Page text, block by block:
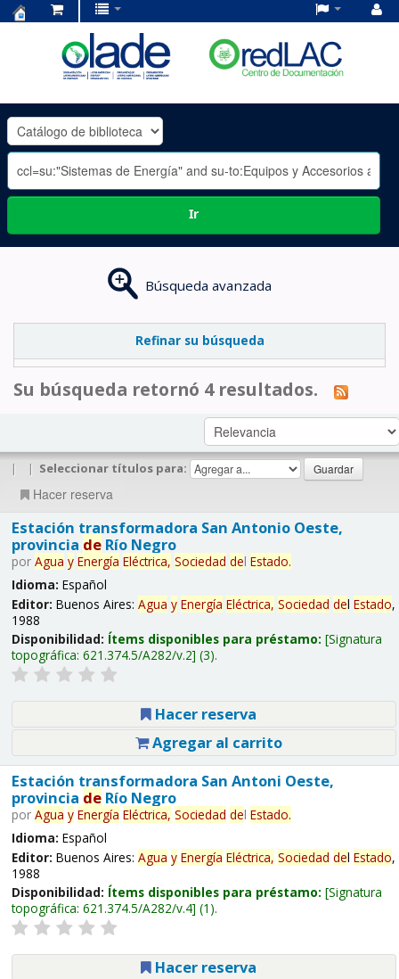
OLADE
-
Ir
Búsqueda avanzada
Refinar su búsqueda
Su búsqueda retornó 4 resultados.
| | Seleccionar títulos para:
Hacer reserva
Estación transformadora San Antonio Oeste,
provincia deRío Negro
por Agua y Energía Eléctrica, Sociedad del Estado.
Idioma: Español
Editor: Buenos Aires: Agua y Energía Eléctrica, Sociedad del Estado,
1988
Disponibilidad: Ítems disponibles para préstamo: Signatura
topográfica: 621.374.5/A282/v.2 (3).
Hacer reserva
Agregar al carrito
Estación transformadora San Antoni Oeste,
provincia deRío Negro
por Agua y Energía Eléctrica, Sociedad del Estado.
Idioma: Español
Editor: Buenos Aires: Agua y Energía Eléctrica, Sociedad del Estado,
1988
Disponibilidad: Ítems disponibles para préstamo: Signatura
topográfica: 621.374.5/A282/v.4 (1).
Hacer reserva